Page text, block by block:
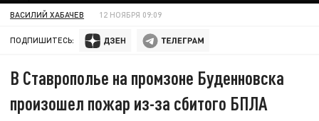
ВАСИЛИЙ ХАБАЧЕВ 12 НОЯБРЯ 09:09
ПОДПИШИТЕСЬ:
В Ставрополье на промзоне Буденновска
произошел пожар из-за сбитого БПЛА